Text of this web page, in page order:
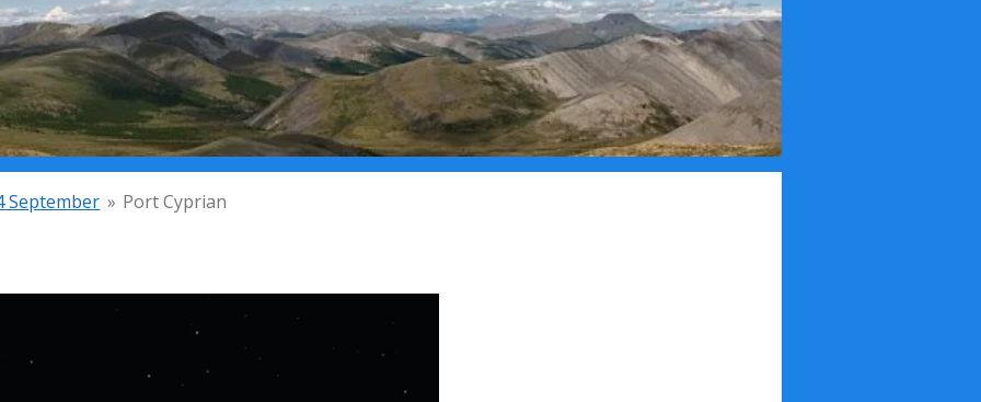
September » Port Cyprian